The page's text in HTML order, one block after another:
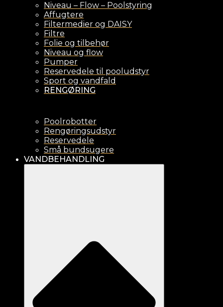
Niveau – Flow – Poolstyring
Affugtere
Filtermedier og DAISY
Filtre
Folie og tilbehør
Niveau og flow
Pumper
Reservedele til pooludstyr
Sport og vandfald
RENGØRING
Poolrobotter
Rengøringsudstyr
Reservedele
Små bundsugere
VANDBEHANDLING